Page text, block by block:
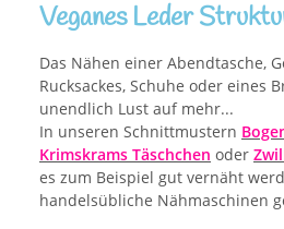
Veganes Leder
Das Nähen einer Abendtasche,
Rucksackes, Schuhe oder eines
unendlich Lust auf mehr...
In unseren Schnittmustern
Krimskrams Täschchen oder
es zum Beispiel gut vernäht
handelsübliche Nähmaschinen